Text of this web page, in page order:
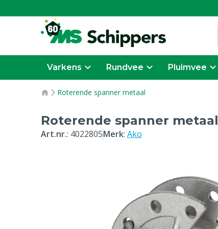
Varkens Rundvee Pluimvee
Roterende spanner metaal
Roterende spanner metaal
Art.nr.: 4022805Merk: Ako